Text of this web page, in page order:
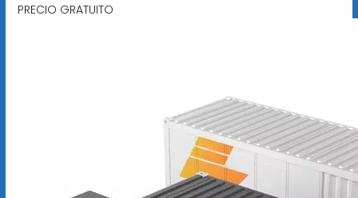
PRECIO GRATUITO